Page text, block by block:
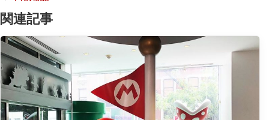
関連記事